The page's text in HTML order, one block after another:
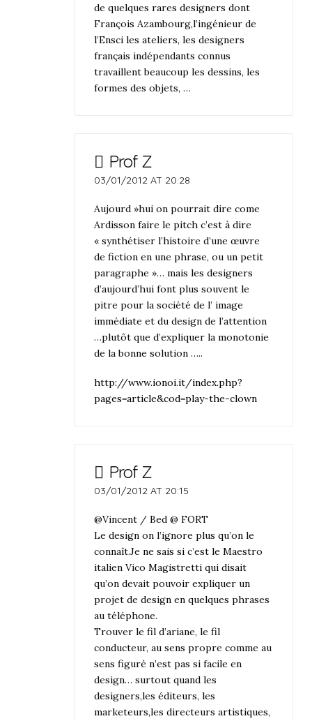
de quelques rares designers dont
François Azambourg,l’ingénieur de
l’Ensci les ateliers, les designers
français indépendants connus
travaillent beaucoup les dessins, les
formes des objets, …
Prof Z
03/01/2012 AT 20:28
Aujourd »hui on pourrait dire come
Ardisson faire le pitch c’est à dire
« synthétiser l’histoire d’une œuvre
de fiction en une phrase, ou un petit
paragraphe »… mais les designers
d’aujourd’hui font plus souvent le
pitre pour la société de l’ image
immédiate et du design de l’attention
…plutôt que d’expliquer la monotonie
de la bonne solution …..
http://www.ionoi.it/index.php?
pages=article&cod=play-the-clown
Prof Z
03/01/2012 AT 20:15
@Vincent / Bed @ FORT
Le design on l’ignore plus qu’on le
connaît.Je ne sais si c’est le Maestro
italien Vico Magistretti qui disait
qu’on devait pouvoir expliquer un
projet de design en quelques phrases
au téléphone.
Trouver le fil d’ariane, le fil
conducteur, au sens propre comme au
sens figuré n’est pas si facile en
design… surtout quand les
designers,les éditeurs, les
marketeurs,les directeurs artistiques,